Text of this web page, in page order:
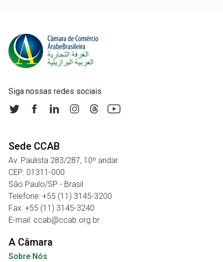
Siga nossas redes sociais
Sede CCAB
Av. Paulista 283/287, 10º andar
CEP: 01311-000
São Paulo/SP - Brasil
Telefone: +55 (11) 3145-3200
Fax: +55 (11) 3145-3240
E-mail: ccab@ccab.org.br
A Câmara
Sobre Nós